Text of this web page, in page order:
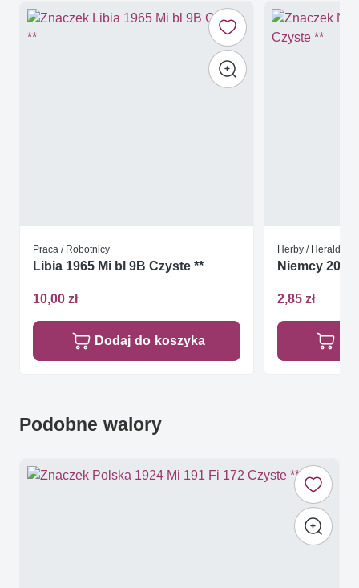
Praca / Robotnicy
Libia 1965 Mi bl 9B Czyste **
10,00 zł
Dodaj do koszyka
Herby / Heraldyka
Niemcy 2004
2,85 zł
Podobne walory